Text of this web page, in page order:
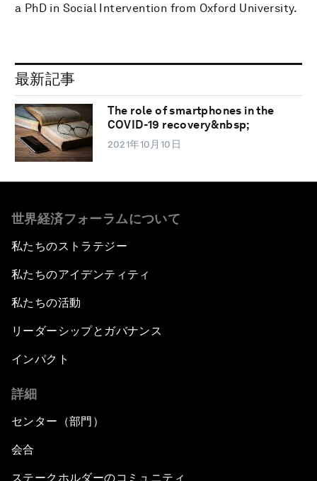
a PhD in Social Intervention from Oxford University.
最新記事
The role of smartphones in the
COVID-19 recovery&nbsp;
2021年10月10日
世界経済フォーラムについて
私たちのストラテジー
私たちのアイデンティティ
私たちの活動
リーダーシップとガバナンス
インパクト
詳細
センター（部門）
会合
ステークホルダーのコミュニティ